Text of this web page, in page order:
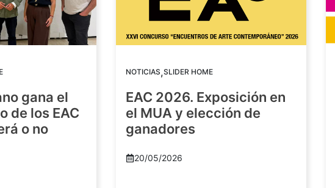
gana el
de los EAC
o no
NOTICIAS,SLIDER HOME
EAC 2026. Exposición en
el MUA y elección de
ganadores
20/05/2026